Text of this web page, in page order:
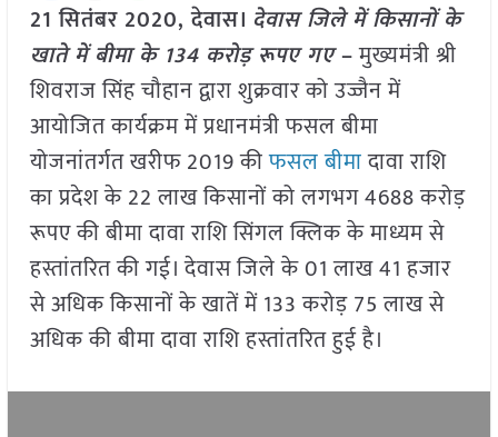
21 सितंबर 2020, देवास। देवास जिले में किसानों के
खाते में बीमा के 134 करोड़ रूपए गए–मुख्यमंत्री श्री
शिवराज सिंह चौहान द्वारा शुक्रवार को उज्जैन में
आयोजित कार्यक्रम में प्रधानमंत्री फसल बीमा
योजनांतर्गत खरीफ 2019 कीफसल बीमादावा राशि
का प्रदेश के 22 लाख किसानों को लगभग 4688 करोड़
रूपए की बीमा दावा राशि सिंगल क्लिक के माध्यम से
हस्तांतरित की गई। देवास जिले के 01 लाख 41 हजार
से अधिक किसानों के खातें में 133 करोड़ 75 लाख से
अधिक की बीमा दावा राशि हस्तांतरित हुई है।